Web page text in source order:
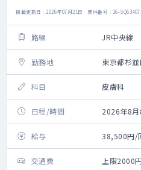
掲載更新日 : 2026年07月21日 案件番号 : 26-
路線 JR中央線
勤務地 東京都杉並
科目 皮膚科
日程/時間 2026年8
給与 38,500円/
交通費 上限2000